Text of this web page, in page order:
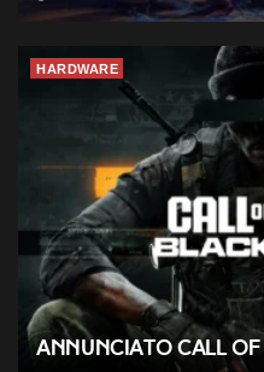
HARDWARE
Annunciato Call of